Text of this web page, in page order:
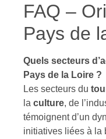
FAQ –
Pays de
Quels secteurs
Pays de la Loire ?
Les secteurs du
la culture, de
témoignent d’un
initiatives liées à la